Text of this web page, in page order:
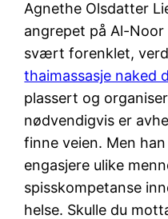
Agnethe Olsdatter
angrepet på Al-
svært forenklet,
thaimassasje naked
plassert og
nødvendigvis er
finne veien. Men
engasjere ulike
spisskompetanse
helse. Skulle du